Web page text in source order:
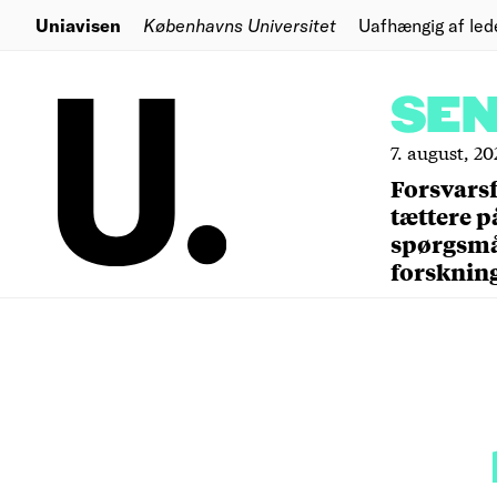
Uniavisen Københavns Universitet Uafhængig af
7. august,
tættere